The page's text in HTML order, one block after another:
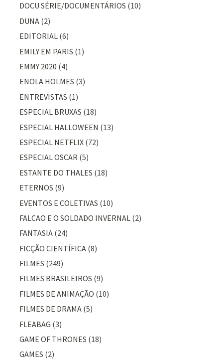
DOCU SÉRIE/DOCUMENTÁRIOS (10)
DUNA (2)
EDITORIAL (6)
EMILY EM PARIS (1)
EMMY 2020 (4)
ENOLA HOLMES (3)
ENTREVISTAS (1)
ESPECIAL BRUXAS (18)
ESPECIAL HALLOWEEN (13)
ESPECIAL NETFLIX (72)
ESPECIAL OSCAR (5)
ESTANTE DO THALES (18)
ETERNOS (9)
EVENTOS E COLETIVAS (10)
FALCAO E O SOLDADO INVERNAL (2)
FANTASIA (24)
FICÇÃO CIENTÍFICA (8)
FILMES (249)
FILMES BRASILEIROS (9)
FILMES DE ANIMAÇÃO (10)
FILMES DE DRAMA (5)
FLEABAG (3)
GAME OF THRONES (18)
GAMES (2)